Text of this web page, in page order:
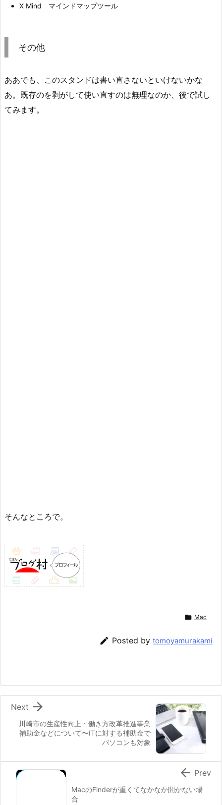
X Mind マインドマップツール
その他
ああでも、このスタンドは書い直さないといけないかな
あ。既存のを剥がして使い直すのは無理なのか、後で試し
てみます。
そんなところで。
 Mac
 Posted by tomoyamurakami
川崎市の生産性向上・働き方改革推進事業
補助金などについて〜ITに対する補助金で
パソコンも対象

Next
MacのFinderが重くてなかなか開かない場
合
 Prev